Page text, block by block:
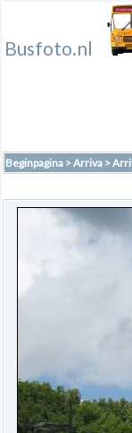
Busfoto.nl
Beginpagina >Arriva >